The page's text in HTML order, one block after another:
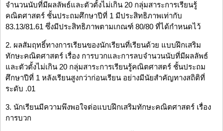
จำนวนนับที่มีผลลัพธ์และตัวตั้งไม่เกิน 20 กลุ่มสาระการเรียนรู้
คณิตศาสตร์ ชั้นประถมศึกษาปีที่ 1 มีประสิทธิภาพเท่ากับ
83.13/81.61 ซึ่งมีประสิทธิภาพตามเกณฑ์ 80/80 ที่ได้กำหนดไว้
2. ผลสัมฤทธิ์ทางการเรียนของนักเรียนที่เรียนด้วย แบบฝึกเสริม
ทักษะคณิตศาสตร์ เรื่อง การบวกและการลบจำนวนนับที่มีผลลัพธ์
และตัวตั้งไม่เกิน 20 กลุ่มสาระการเรียนรู้คณิตศาสตร์ ชั้นประถม
ศึกษาปีที่ 1 หลังเรียนสูงกว่าก่อนเรียน อย่างมีนัยสำคัญทางสถิติที่
ระดับ .01
3. นักเรียนมีความพึงพอใจต่อแบบฝึกเสริมทักษะคณิตศาสตร์ เรื่อง
การบวก